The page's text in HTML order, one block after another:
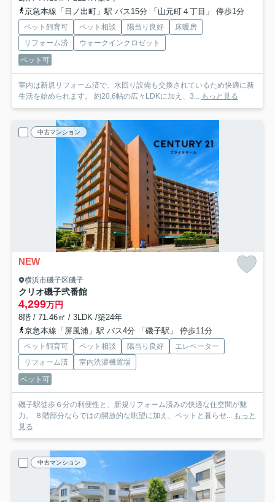
京急本線「日ノ出町」駅 バス15分 「山元町４丁目」 停歩1分
ペット飼育可 ペット相談 陽当り良好
床暖房
リフォーム済
ウォークインクロゼット
ペット可
室内は新規リフォーム済で、水回り設備も交換されているため快適に新
生活を始められます。 約20.6帖の広々LDKに加え、3... もっと見る
中古マンション
NEW
横浜市磯子区磯子
クリオ磯子弐番館
4,299万円
8階 / 71.46㎡ / 3LDK /築24年
京急本線「屏風浦」駅 バス4分 「磯子駅」 停歩11分
ペット飼育可 ペット相談 陽当り良好
エレベーター
リフォーム済
室内洗濯機置場
ペット可
磯子駅徒歩６分の利便性と、新規リフォーム済みの快適な住空間が魅
力。 ８階部分ならではの開放的な眺望に加え、ペットと暮らせ... もっと
見る
中古マンション